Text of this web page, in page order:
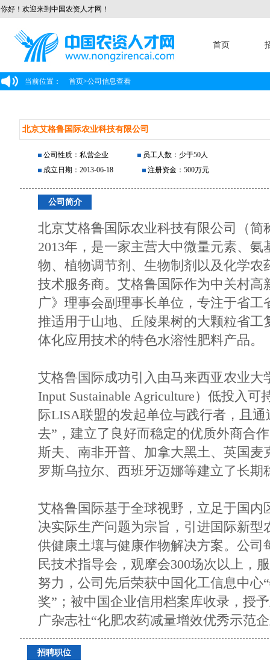
你好！欢迎来到中国农资人才网！
首页
当前位置： 首页>公司信息查看
北京艾格鲁国际农业科技有限公司
公司性质：私营企业
员工人数：少于50人
成立日期：2013-06-18
注册资金：500万元
公司简介
北京艾格鲁国际农业科技有限公司（简
2013年，是一家主营大中微量元素、
物、植物调节剂、生物制剂以及化学农
技术服务商。艾格鲁国际作为中关村高
广》理事会副理事长单位，专注于省
推适用于山地、丘陵果树的大颗粒省工
体化应用技术的特色水溶性肥料产品。
艾格鲁国际成功引入由马来西亚农业大
Input Sustainable Agriculture）低投入
际LISA联盟的发起单位与践行者，且通
去”，建立了良好而稳定的优质外商合
斯夫、南非开普、加拿大黑土、英国麦
罗斯乌拉尔、西班牙迈娜等建立了长期
艾格鲁国际基于全球视野，立足于国内
决实际生产问题为宗旨，引进国际新
供健康土壤与健康作物解决方案。公司
民技术指导会，观摩会300场次以上，
努力，公司先后荣获中国化工信息中心
奖”；被中国企业信用档案库收录，授
广杂志社“化肥农药减量增效优秀示范
招聘职位